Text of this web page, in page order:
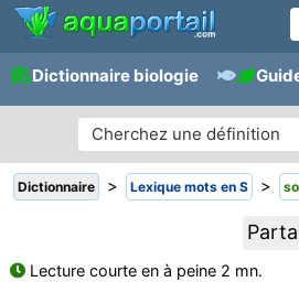
Dictionnaire biologie
Dictionnaire > Lexique mots en S >
Lecture courte en à peine 2 mn.